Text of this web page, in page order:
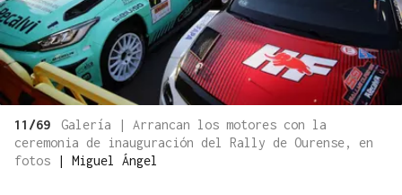
11/69
Galería | Arrancan los motores con la
ceremonia de inauguración del Rally de Ourense, en
fotos
| Miguel Ángel